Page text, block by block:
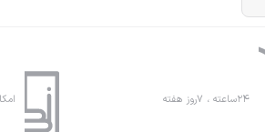
۲۴ساعته ، ۷روز هفته